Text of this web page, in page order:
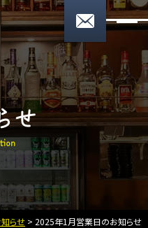
9078
月曜定休
合わせ
せ
ion
らせ > 2025年1月営業日のお知らせ